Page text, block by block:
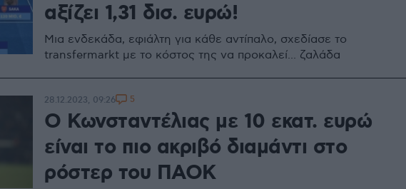
αξίζει 1,31 δισ. ευρώ!
Μια ενδεκάδα, εφιάλτη για κάθε αντίπαλο, σχεδίασε το
transfermarkt με το κόστος της να προκαλεί... ζαλάδα
Ο Κωνσταντέλιας με 10 εκατ. ευρώ
είναι το πιο ακριβό διαμάντι στο
ρόστερ του ΠΑΟΚ
28.12.2023, 09:26 5